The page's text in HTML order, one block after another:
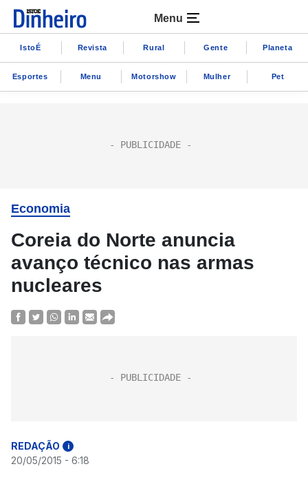
Menu
IstoÉ Revista Rural Gente Planeta
Esportes Menu Motorshow Mulher Pet
Economia
Coreia do Norte anuncia
avanço técnico nas armas
nucleares
REDAÇÃO i
20/05/2015 - 6:18